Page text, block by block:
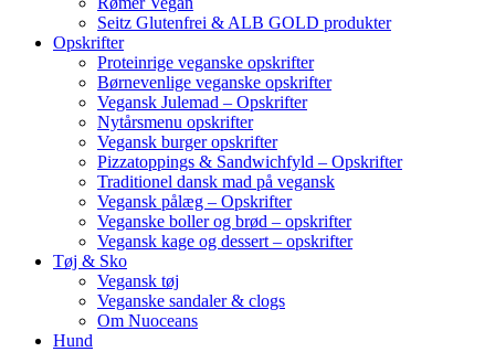
Seitz Glutenfrei & ALB GOLD produkter
Opskrifter
Proteinrige veganske opskrifter
Børnevenlige veganske opskrifter
Vegansk Julemad – Opskrifter
Nytårsmenu opskrifter
Vegansk burger opskrifter
Pizzatoppings & Sandwichfyld – Opskrifter
Traditionel dansk mad på vegansk
Vegansk pålæg – Opskrifter
Veganske boller og brød – opskrifter
Vegansk kage og dessert – opskrifter
Tøj & Sko
Vegansk tøj
Veganske sandaler & clogs
Om Nuoceans
Hund